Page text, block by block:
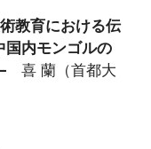
教育における伝
内モンゴルの
喜 蘭（首都大